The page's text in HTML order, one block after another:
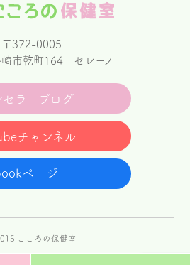
〒372-0005
崎市乾町164 セレーノ
セラーブログ
チャンネル
ページ
こころの保健室